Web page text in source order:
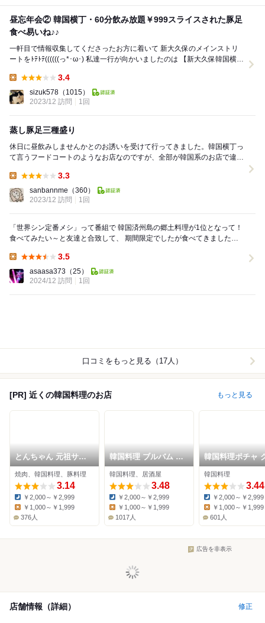
昼忘年会② 韓国横丁・60分飲み放題￥999スライスされた豚足
食べ易いね♪♪
一軒目で情報収集してくださったお方に着いて 新大久保のメインストリ
ートをﾄﾃﾄﾃ((((((っ*･ω･) 私達一行が向かいましたのは 【新大久保韓国横
3.4
sizuk578 （1015）
2023/12 訪問
1回
蒸し豚足三種盛り
休日に昼飲みしませんかとのお誘いを受けて行ってきました。韓国横丁っ
て言うフードコートのようなお店なのですが、全部が韓国系のお店で違い
3.3
sanbannme （360）
2023/12 訪問
1回
「世界シン定番メシ」って番組で 韓国済州島の郷土料理が1位となって！
食べてみたい～と友達と合致して、 期間限定でしたが食べてきました！
3.5
asaasa373 （25）
2024/12 訪問
1回
口コミをもっと見る（17人）
[PR] 近くの韓国料理のお店 もっと見る
とんちゃん 元祖サム
ギョプサル
焼肉、韓国料理、豚料理
3.14
Dinner:
￥2,000～￥2,999
￥1,000～￥1,999
376人
韓国料理 ブルバム 新
大久保店
韓国料理、居酒屋
3.48
Dinner:
￥2,000～￥2,999
￥1,000～￥1,999
1017人
韓国料理ポチャ
ンジャン市場
韓国料理
3.44
Dinner:
￥2,000～￥2,999
￥1,000～￥1,999
601人
広告を非表示
店舗情報（詳細） 修正